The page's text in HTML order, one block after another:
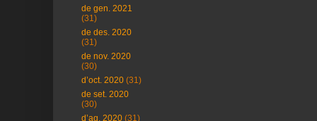
de gen. 2021
(31)
de des. 2020
(31)
de nov. 2020
(30)
d’oct. 2020 (31)
de set. 2020
(30)
d’ag. 2020 (31)